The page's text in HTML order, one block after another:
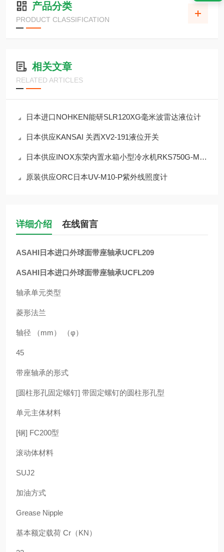
标准
产品分类
PRODUCT CLASSIFICATION
相关文章
RELATED ARTICLES
日本进口NOHKEN能研SLR120XG毫米波雷达液位计
日本供应KANSAI 关西XV2-191液位开关
日本供应INOX东荣内置水箱小型冷水机RKS750G-MVW
原装供应ORC日本UV-M10-P紫外线照度计
详细介绍 在线留言
ASAHI日本进口外球面带座轴承UCFL209
ASAHI日本进口外球面带座轴承UCFL209
轴承单元类型
菱形法兰
轴径 （mm） （φ）
45
带座轴承的形式
[圆柱形孔固定螺钉] 带固定螺钉的圆柱形孔型
单元主体材料
[钢] FC200型
滚动体材料
SUJ2
加油方式
Grease Nipple
基本额定载荷 Cr（KN）